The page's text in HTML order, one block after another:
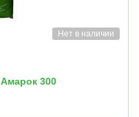
Нет в наличии
300